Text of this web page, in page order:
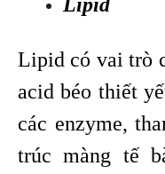
Lipid có vai trò
acid béo thiết
các enzyme,
trúc màng tế